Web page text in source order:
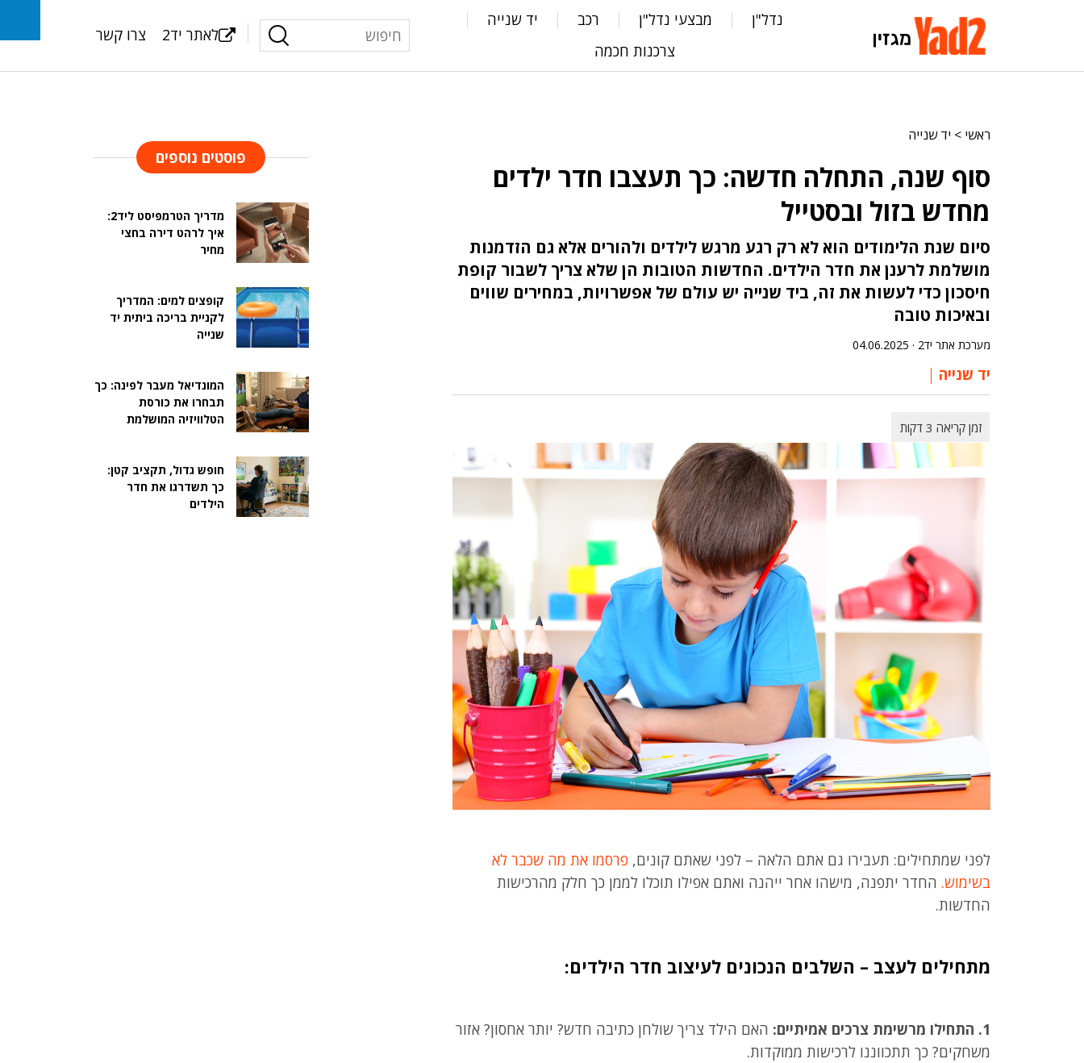
נדל"ן מבצעי נדל"ן רכב
יד שנייה
צרכנות חכמה
לאתר יד2 צרו קשר
ראשי > יד שנייה
סוף שנה, התחלה חדשה: כך תעצבו חדר ילדים
מחדש בזול ובסטייל
סיום שנת הלימודים הוא לא רק רגע מרגש לילדים ולהורים אלא גם הזדמנות
מושלמת לרענן את חדר הילדים. החדשות הטובות הן שלא צריך לשבור קופת
חיסכון כדי לעשות את זה, ביד שנייה יש עולם של אפשרויות, במחירים שווים
ובאיכות טובה
מערכת אתר יד2 · 04.06.2025
יד שנייה
לפני שמתחילים: תעבירו גם אתם הלאה – לפני שאתם קונים, פרסמו את מה שכבר לא
בשימוש. החדר יתפנה, מישהו אחר ייהנה ואתם אפילו תוכלו לממן כך חלק מהרכישות
החדשות.
מתחילים לעצב – השלבים הנכונים לעיצוב חדר הילדים:
1. התחילו מרשימת צרכים אמיתיים:
האם הילד צריך שולחן כתיבה חדש? יותר אחסון? אזור
משחקים? כך תתכווננו לרכישות ממוקדות.
פוסטים נוספים
מדריך הטרמפיסט ליד2:
איך לרהט דירה בחצי
מחיר
קופצים למים: המדריך
לקניית בריכה ביתית יד
שנייה
המונדיאל מעבר לפינה: כך
תבחרו את כורסת
הטלוויזיה המושלמת
חופש גדול, תקציב קטן:
כך תשדרגו את חדר
הילדים